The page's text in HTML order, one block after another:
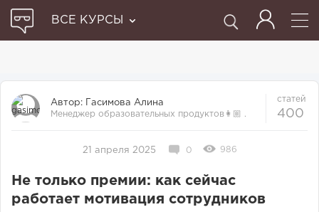
ВСЕ КУРСЫ
Автор: Гасимова Алина
Менеджер образовательных продуктов👩🏼‍ .
статей
400
21 апреля 2025 0 986
Не только премии: как сейчас
работает мотивация сотрудников